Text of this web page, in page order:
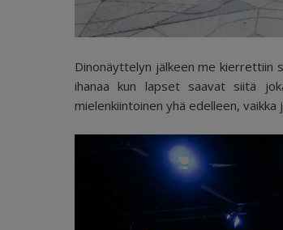
Dinonäyttelyn jälkeen me kierrettiin
ihanaa kun lapset saavat siitä
mielenkiintoinen yhä edelleen,